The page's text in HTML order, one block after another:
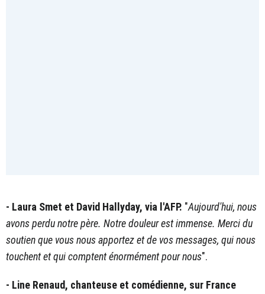
- Laura Smet et David Hallyday, via l'AFP. "Aujourd'hui, nous
avons perdu notre père. Notre douleur est immense. Merci du
soutien que vous nous apportez et de vos messages, qui nous
touchent et qui comptent énormément pour nous".
- Line Renaud, chanteuse et comédienne, sur France